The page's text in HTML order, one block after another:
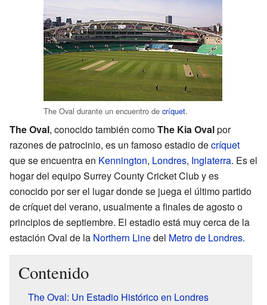
The Oval durante un encuentro de críquet.
The Oval, conocido también comoThe Kia Ovalpor
razones de patrocinio, es un famoso estadio decríquet
que se encuentra en Kennington, Londres, Inglaterra. Es el
hogar del equipo Surrey County Cricket Club y es
conocido por ser el lugar donde se juega el último partido
de críquet del verano, usualmente a finales de agosto o
principios de septiembre. El estadio está muy cerca de la
estación Oval de la Northern Linedel Metro de Londres.
Contenido
The Oval: Un Estadio Histórico en Londres